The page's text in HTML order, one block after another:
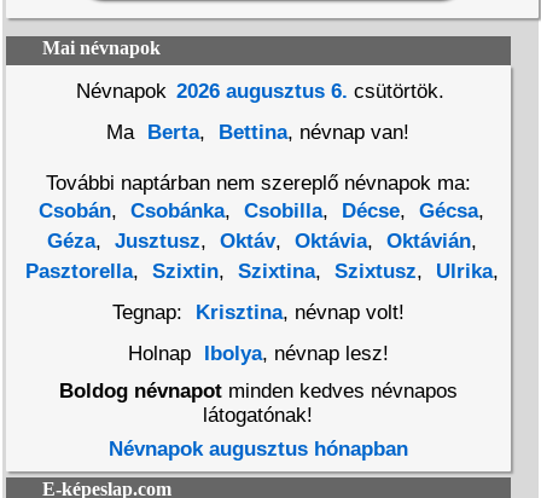
Mai névnapok
Névnapok 2026 augusztus 6. csütörtök.
Ma
Berta, Bettina, névnap van!
További naptárban nem szereplő névnapok ma:
Csobán, Csobánka, Csobilla, Décse, Gécsa,
Géza, Jusztusz, Oktáv, Oktávia, Oktávián,
Pasztorella, Szixtin, Szixtina, Szixtusz, Ulrika,
Tegnap:
Krisztina, névnap volt!
Holnap
Ibolya, névnap lesz!
Boldog névnapotminden kedves névnapos
látogatónak!
Névnapok augusztus hónapban
E-képeslap.com